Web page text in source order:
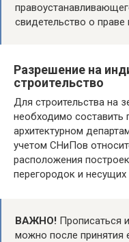
свидетельство о праве
Разрешение на
строительство
Для строительства на
необходимо составить
архитектурном
учетом СНиПов
расположения
перегородок и несущих
ВАЖНО! Прописаться
можно после принятия